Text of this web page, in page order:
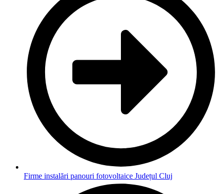
Firme instalări panouri fotovoltaice Județul Cluj